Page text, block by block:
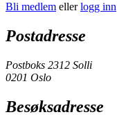
Bli medlem ellerlogg inn
Postadresse
Postboks 2312 Solli
0201 Oslo
Besøksadresse